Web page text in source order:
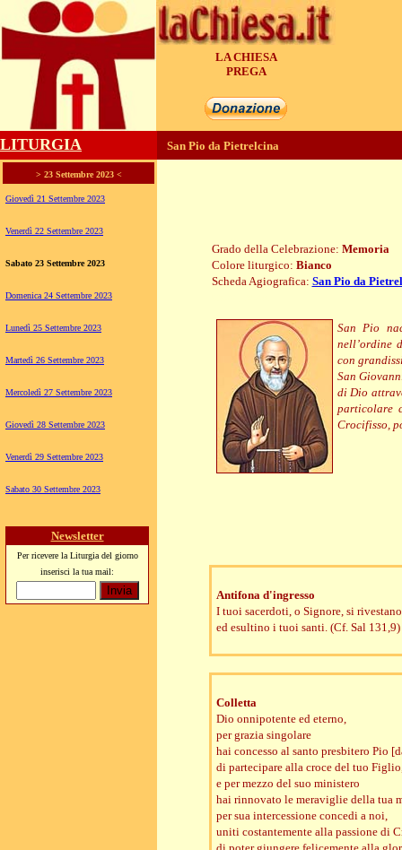
LA CHIESA
PREGA
LITURGIA
> 23 Settembre 2023 <
Giovedì 21 Settembre 2023
Venerdì 22 Settembre 2023
Sabato 23 Settembre 2023
Domenica 24 Settembre 2023
Lunedì 25 Settembre 2023
Martedì 26 Settembre 2023
Mercoledì 27 Settembre 2023
Giovedì 28 Settembre 2023
Venerdì 29 Settembre 2023
Sabato 30 Settembre 2023
Newsletter
Per ricevere la Liturgia del giorno
inserisci la tua mail:
San Pio da Pietrelcina
Grado della Celebrazione: Memoria
Colore liturgico: Bianco
Scheda Agiografica: San Pio da
San Pio
nell’ordine
con
San
di Dio
particolare
Crocifisso,
Antifona d'ingresso
I tuoi sacerdoti, o Signore, si
ed esultino i tuoi santi. (Cf. Sal 131,9)
Colletta
Dio onnipotente ed eterno,
per grazia singolare
hai concesso al santo presbitero Pio
di partecipare alla croce del tuo
e per mezzo del suo ministero
hai rinnovato le meraviglie della tua
per sua intercessione concedi a noi,
uniti costantemente alla passione di